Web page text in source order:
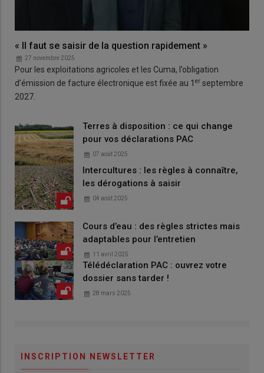
« Il faut se saisir de la question rapidement »
27 novembre 2025
Pour les exploitations agricoles et les Cuma, l’obligation
d’émission de facture électronique est fixée au 1 er septembre
2027.
Terres à disposition : ce qui change
pour vos déclarations PAC
07 août 2025
Intercultures : les règles à connaître,
les dérogations à saisir
04 août 2025
Cours d’eau : des règles strictes mais
adaptables pour l’entretien
11 avril 2025
Télédéclaration PAC : ouvrez votre
dossier sans tarder !
28 mars 2025
INSCRIPTION NEWSLETTER